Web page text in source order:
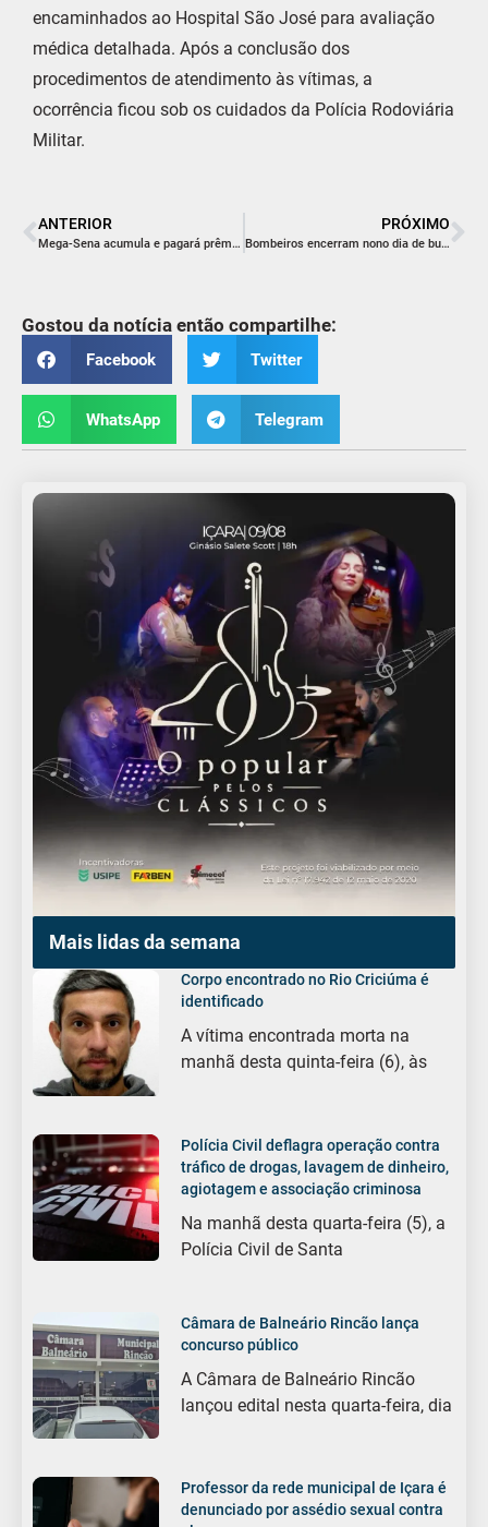
encaminhados ao Hospital São José para avaliação
médica detalhada. Após a conclusão dos
procedimentos de atendimento às vítimas, a
ocorrência ficou sob os cuidados da Polícia Rodoviária
Militar.
ANTERIOR
Mega-Sena acumula e pagará prêmio de R$ 61 milhões no próximo sorteio
PRÓXIMO
Bombeiros encerram nono dia de buscas por idoso desaparecido
Gostou da notícia então compartilhe:
Facebook Twitter
WhatsApp Telegram
Mais lidas da semana
Corpo encontrado no Rio Criciúma é
identificado
A vítima encontrada morta na
manhã desta quinta-feira (6), às
Polícia Civil deflagra operação contra
tráfico de drogas, lavagem de dinheiro,
agiotagem e associação criminosa
Na manhã desta quarta-feira (5), a
Polícia Civil de Santa
Câmara de Balneário Rincão lança
concurso público
A Câmara de Balneário Rincão
lançou edital nesta quarta-feira, dia
Professor da rede municipal de Içara é
denunciado por assédio sexual contra